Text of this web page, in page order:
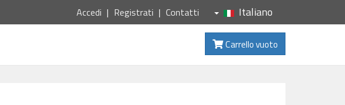
Accedi Registrati Contatti Italiano
Carrello vuoto